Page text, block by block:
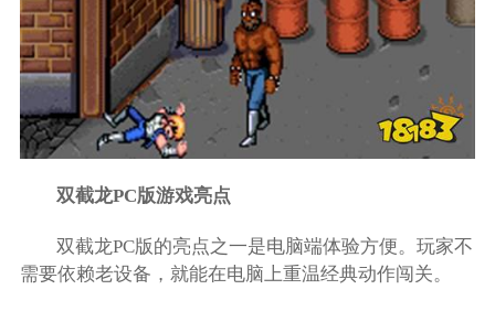
双截龙PC版游戏亮点
双截龙PC版的亮点之一是电脑端体验方便。玩家不
需要依赖老设备，就能在电脑上重温经典动作闯关。